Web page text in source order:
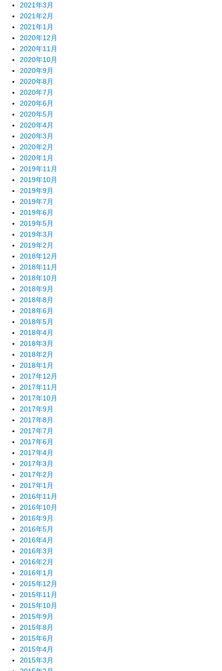
2021年3月
2021年2月
2021年1月
2020年12月
2020年11月
2020年10月
2020年9月
2020年8月
2020年7月
2020年6月
2020年5月
2020年4月
2020年3月
2020年2月
2020年1月
2019年11月
2019年10月
2019年9月
2019年7月
2019年6月
2019年5月
2019年3月
2019年2月
2018年12月
2018年11月
2018年10月
2018年9月
2018年8月
2018年6月
2018年5月
2018年4月
2018年3月
2018年2月
2018年1月
2017年12月
2017年11月
2017年10月
2017年9月
2017年8月
2017年7月
2017年6月
2017年4月
2017年3月
2017年2月
2017年1月
2016年11月
2016年10月
2016年9月
2016年5月
2016年4月
2016年3月
2016年2月
2016年1月
2015年12月
2015年11月
2015年10月
2015年9月
2015年8月
2015年6月
2015年4月
2015年3月